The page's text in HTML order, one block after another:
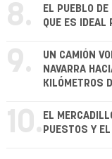
8.
EL PUEBLO
QUE ES IDEAL
9.
UN CAMIÓN
NAVARRA
KILÓMETROS
10. EL
PUESTOS Y